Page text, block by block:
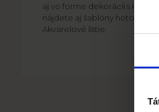
aj vo forme dekorácií s
nájdete aj šablóny hotových
Akvarelové lístie